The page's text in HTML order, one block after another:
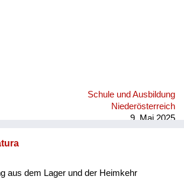
Schule und Ausbildung
Niederösterreich
9. Mai 2025
aus dem Lager und der Heimkehr